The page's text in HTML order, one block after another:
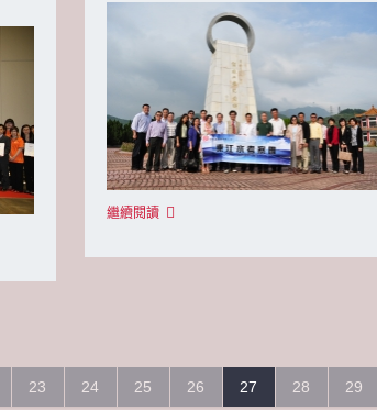
繼續閱讀
23 24 25 26 27 28 29